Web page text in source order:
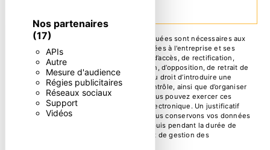
Nos partenaires
(17)
APIs
Autre
Mesure d'audience
Régies publicitaires
Réseaux sociaux
Support
Vidéos
** Les données personnelles communiquées sont nécessaires aux
fins de vous contacter. Elles sont destinées à l'entreprise et ses
sous-traitants. Vous disposez de droits d’accès, de rectification,
d’effacement, de portabilité, de limitation, d’opposition, de retrait de
votre consentement à tout moment et du droit d’introduire une
réclamation auprès d’une autorité de contrôle, ainsi que d’organiser
le sort de vos données post-mortem. Vous pouvez exercer ces
droits par voie postale ou par courrier électronique. Un justificatif
d'identité pourra vous être demandé. Nous conservons vos données
pendant la période de prise de contact puis pendant la durée de
prescription légale aux fins probatoire et de gestion des